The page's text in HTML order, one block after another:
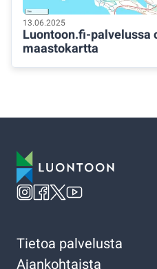
13.06.2025
Luontoon.fi-palvelussa
maastokartta
Tietoa palvelusta
Ajankohtaista